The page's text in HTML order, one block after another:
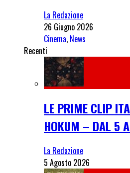
La Redazione
26 Giugno 2026
Cinema, News
Recenti
LE PRIME CLIP
HOKUM – DAL 5
La Redazione
5 Agosto 2026